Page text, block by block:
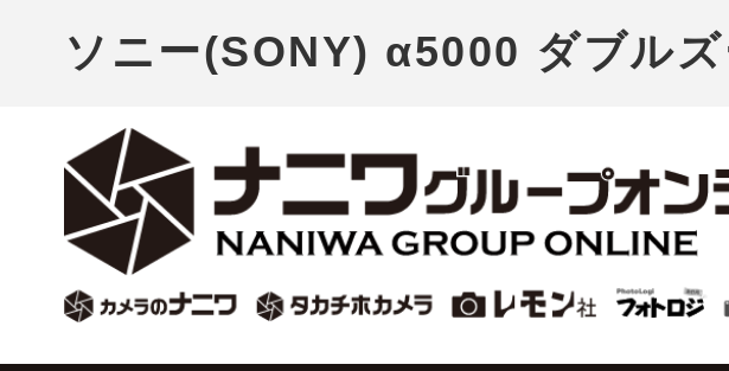
ソニー(SONY) α5000 ダブル